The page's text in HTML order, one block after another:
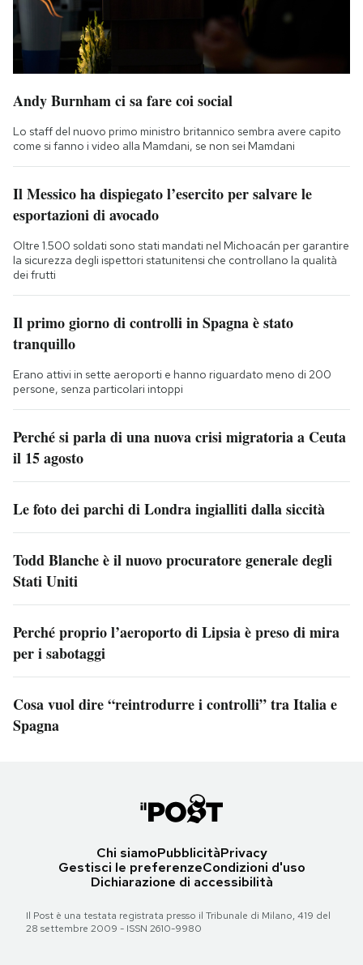
Andy Burnham ci sa fare coi social
Lo staff del nuovo primo ministro britannico sembra avere capito
come si fanno i video alla Mamdani, se non sei Mamdani
Il Messico ha dispiegato l’esercito per salvare le
esportazioni di avocado
Oltre 1.500 soldati sono stati mandati nel Michoacán per garantire
la sicurezza degli ispettori statunitensi che controllano la qualità
dei frutti
Il primo giorno di controlli in Spagna è stato
tranquillo
Erano attivi in sette aeroporti e hanno riguardato meno di 200
persone, senza particolari intoppi
Perché si parla di una nuova crisi migratoria a Ceuta
il 15 agosto
Le foto dei parchi di Londra ingialliti dalla siccità
Todd Blanche è il nuovo procuratore generale degli
Stati Uniti
Perché proprio l’aeroporto di Lipsia è preso di mira
per i sabotaggi
Cosa vuol dire “reintrodurre i controlli” tra Italia e
Spagna
Chi siamoPubblicitàPrivacy
Gestisci le preferenzeCondizioni d'uso
Dichiarazione di accessibilità
Il Post è una testata registrata presso il Tribunale di Milano, 419 del
28 settembre 2009 - ISSN 2610-9980